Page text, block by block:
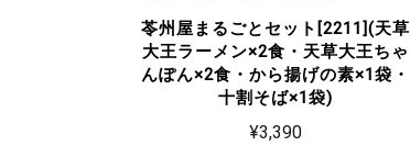
苓州屋まるごとセット[2211](天草
大王ラーメン×2食・天草大王ちゃ
んぽん×2食・から揚げの素×1袋・
十割そば×1袋)
¥3,390